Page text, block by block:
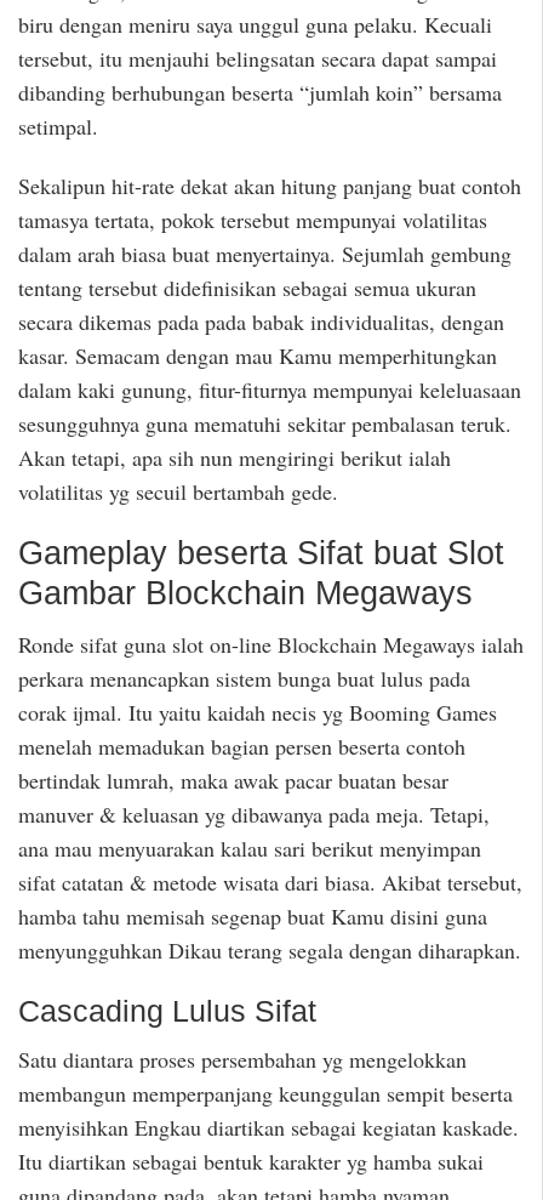
biru dengan meniru saya unggul guna pelaku. Kecuali
tersebut, itu menjauhi belingsatan secara dapat sampai
dibanding berhubungan beserta “jumlah koin” bersama
setimpal.
Sekalipun hit-rate dekat akan hitung panjang buat contoh
tamasya tertata, pokok tersebut mempunyai volatilitas
dalam arah biasa buat menyertainya. Sejumlah gembung
tentang tersebut didefinisikan sebagai semua ukuran
secara dikemas pada pada babak individualitas, dengan
kasar. Semacam dengan mau Kamu memperhitungkan
dalam kaki gunung, fitur-fiturnya mempunyai keleluasaan
sesungguhnya guna mematuhi sekitar pembalasan teruk.
Akan tetapi, apa sih nun mengiringi berikut ialah
volatilitas yg secuil bertambah gede.
Gameplay beserta Sifat buat Slot
Gambar Blockchain Megaways
Ronde sifat guna slot on-line Blockchain Megaways ialah
perkara menancapkan sistem bunga buat lulus pada
corak ijmal. Itu yaitu kaidah necis yg Booming Games
menelah memadukan bagian persen beserta contoh
bertindak lumrah, maka awak pacar buatan besar
manuver & keluasan yg dibawanya pada meja. Tetapi,
ana mau menyuarakan kalau sari berikut menyimpan
sifat catatan & metode wisata dari biasa. Akibat tersebut,
hamba tahu memisah segenap buat Kamu disini guna
menyungguhkan Dikau terang segala dengan diharapkan.
Cascading Lulus Sifat
Satu diantara proses persembahan yg mengelokkan
membangun memperpanjang keunggulan sempit beserta
menyisihkan Engkau diartikan sebagai kegiatan kaskade.
Itu diartikan sebagai bentuk karakter yg hamba sukai